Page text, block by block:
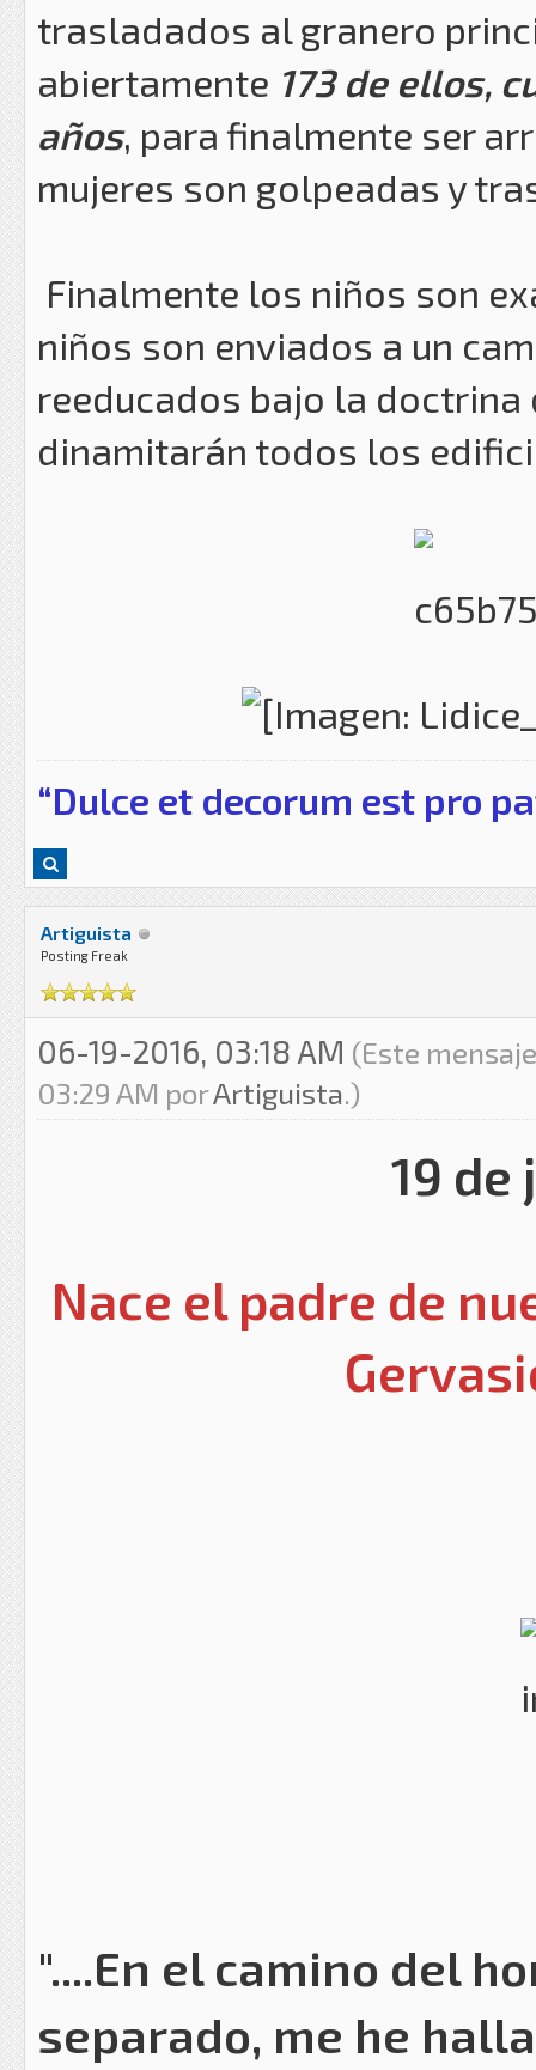
trasladados al granero
abiertamente 173 de ellos,
años, para finalmente ser
mujeres son golpeadas y
Finalmente los niños son
niños son enviados a un
reeducados bajo la doctrina
dinamitarán todos los
“Dulce et decorum est pro
Artiguista
Posting Freak
06-19-2016, 03:18 AM (Este
03:29 AM porArtiguista.)
19 de
Nace el padre de
"....En el camino del
separado, me he